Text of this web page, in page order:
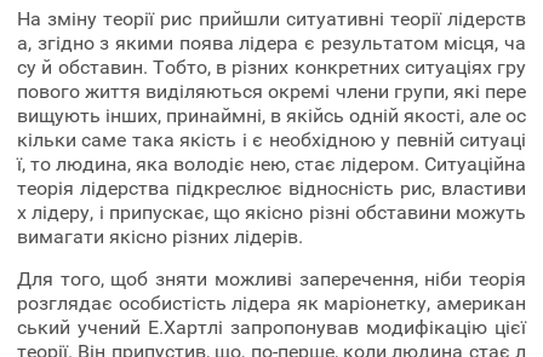
На зміну теорії рис прийшли ситуативні теорії лідерств
а, згідно з якими поява лідера є результатом місця, ча
су й обставин. Тобто, в різних конкретних ситуаціях гру
пового життя виділяються окремі члени групи, які пере
вищують інших, принаймні, в якійсь одній якості, але ос
кільки саме така якість і є необхідною у певній ситуаці
ї, то людина, яка володіє нею, стає лідером. Ситуаційна
теорія лідерства підкреслює відносність рис, властиви
х лідеру, і припускає, що якісно різні обставини можуть
вимагати якісно різних лідерів.
Для того, щоб зняти можливі заперечення, ніби теорія
розглядає особистість лідера як маріонетку, американ
ський учений Е.Хартлі запропонував модифікацію цієї
теорії. Він припустив, що, по-перше, коли людина стає л